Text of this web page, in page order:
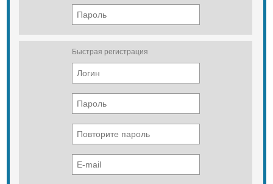
Электропитание
3x380V+N+PE（±10%）50Hz
Быстрая регистрация